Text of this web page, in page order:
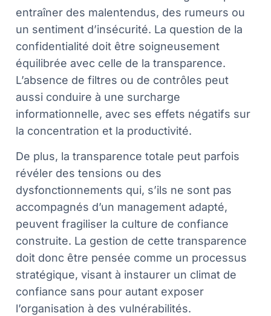
entraîner des malentendus, des rumeurs ou
un sentiment d’insécurité. La question de la
confidentialité doit être soigneusement
équilibrée avec celle de la transparence.
L’absence de filtres ou de contrôles peut
aussi conduire à une surcharge
informationnelle, avec ses effets négatifs sur
la concentration et la productivité.
De plus, la transparence totale peut parfois
révéler des tensions ou des
dysfonctionnements qui, s’ils ne sont pas
accompagnés d’un management adapté,
peuvent fragiliser la culture de confiance
construite. La gestion de cette transparence
doit donc être pensée comme un processus
stratégique, visant à instaurer un climat de
confiance sans pour autant exposer
l’organisation à des vulnérabilités.